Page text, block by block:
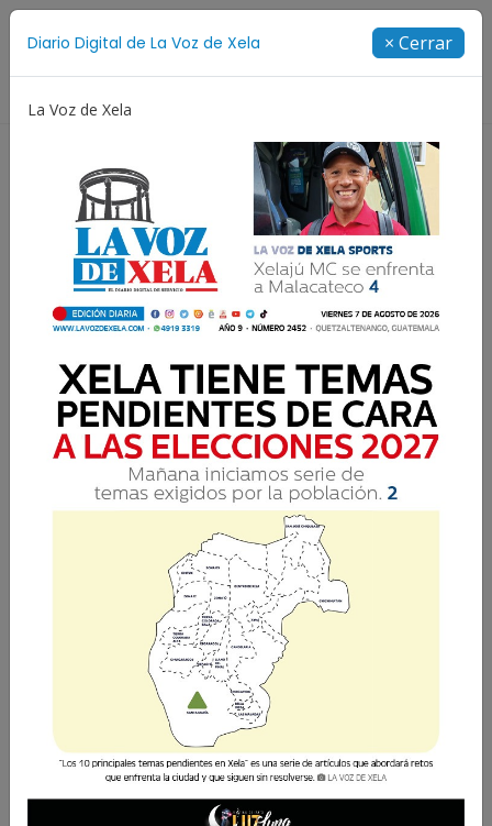
Diario Digital de La Voz de Xela × Cerrar
La Voz de Xela
Cuartos de Final: Retiro FC
contra Santa Rita FC
Retiro FC y Santa Rita FC se enfrentan en los
cuartos de final en la Copa La Voz de Xela
8 Agosto 2026 16:01